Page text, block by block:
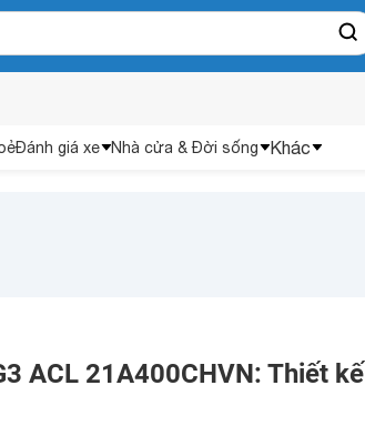
Đánh giá xe Nhà cửa & Đời sống Khác
ACL 21A400CHVN: Thiết kế